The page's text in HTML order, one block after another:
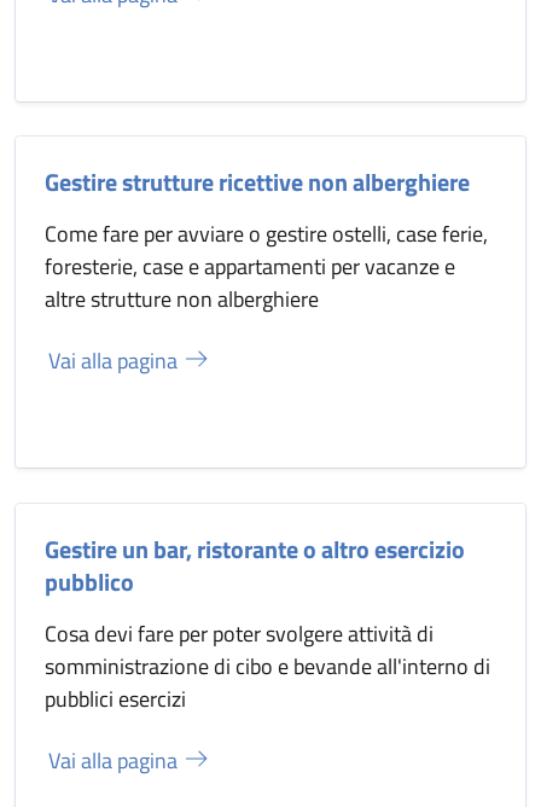
Gestire strutture ricettive non alberghiere
Come fare per avviare o gestire ostelli, case ferie,
foresterie, case e appartamenti per vacanze e
altre strutture non alberghiere
Vai alla pagina
Gestire un bar, ristorante o altro esercizio
pubblico
Cosa devi fare per poter svolgere attività di
somministrazione di cibo e bevande all'interno di
pubblici esercizi
Vai alla pagina